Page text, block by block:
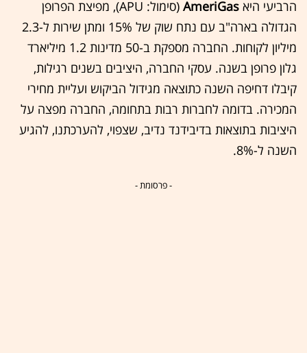
הרביעי היא AmeriGas
(סימול: APU), מפיצת הפרופן
הגדולה בארה"ב עם נתח שוק של 15% ומתן שירות ל-2.3
מיליון לקוחות. החברה מספקת ב-50 מדינות 1.2 מיליארד
גלון פרופן בשנה. עסקי החברה, היציבים בשנים רגילות,
קיבלו דחיפה השנה כתוצאה מגידול הביקוש ועליית מחירי
המכירה. בדומה לחברות רבות בתחומה, החברה מפצה על
היציבות בתוצאות בדיבידנד נדיב, שצפוי, להערכתנו, להגיע
השנה ל-8%.
- פרסומת -